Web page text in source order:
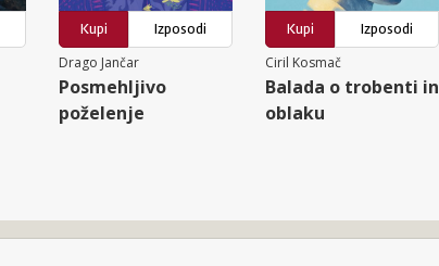
Kupi
Izposodi
Drago Jančar
Posmehljivo
poželenje
Kupi
Izposodi
Ciril Kosmač
Balada o trobenti in
oblaku